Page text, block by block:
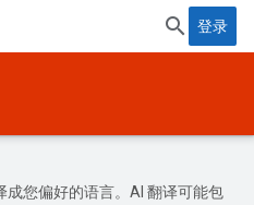
登录
成您偏好的语言。AI 翻译可能包